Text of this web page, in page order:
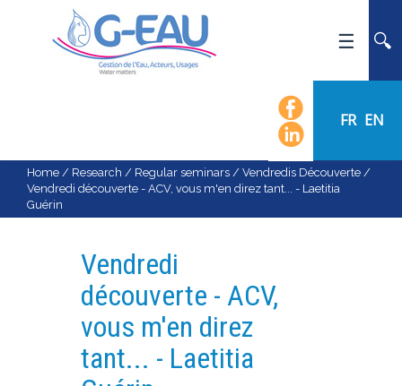
FR EN
NEWS
EVENTS
CALENDAR OF EVENTS
FLOW CHART
Home / Research / Regular seminars / Vendredis Découverte /
Vendredi découverte - ACV, vous m'en direz tant... - Laetitia
Guérin
Vendredi
découverte - ACV,
vous m'en direz
tant... - Laetitia